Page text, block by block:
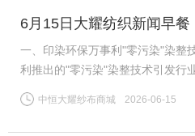
6月15日大耀纺织新闻早
一、印染环保万事利"零污染"染整
利推出的"零污染"染整技术引发行
中恒大耀纱布商城 2026-06-15